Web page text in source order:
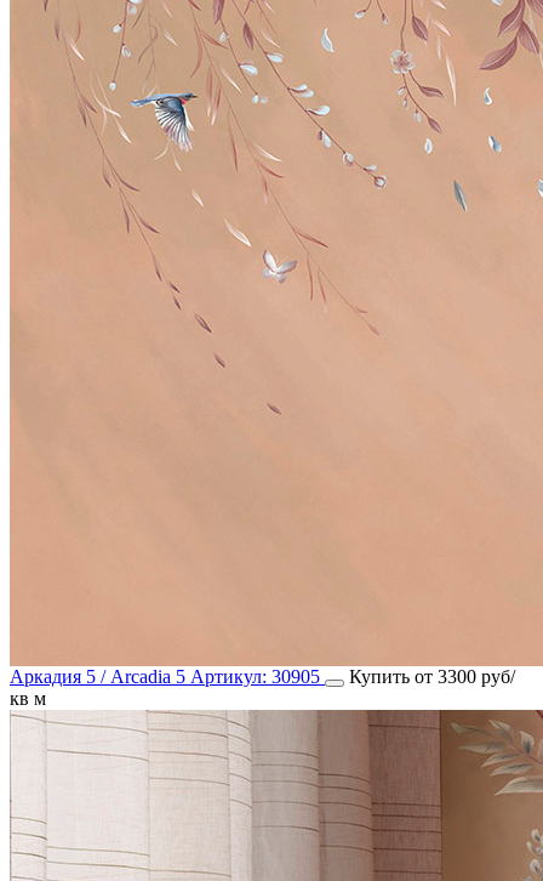
Аркадия 5 / Arcadia 5 Артикул: 30905
Купить от 3300 руб/
кв м